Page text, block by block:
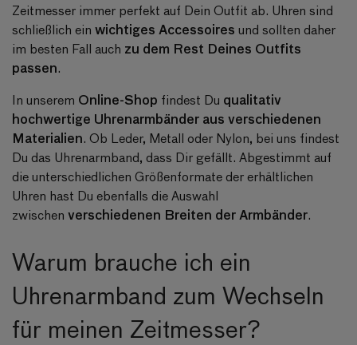
Zeitmesser immer perfekt auf Dein Outfit ab. Uhren sind
schließlich ein wichtiges Accessoires und sollten daher
im besten Fall auch zu dem Rest Deines Outfits
passen.
In unserem Online-Shop findest Du qualitativ
hochwertige Uhrenarmbänder aus verschiedenen
Materialien. Ob Leder, Metall oder Nylon, bei uns findest
Du das Uhrenarmband, dass Dir gefällt. Abgestimmt auf
die unterschiedlichen Größenformate der erhältlichen
Uhren hast Du ebenfalls die Auswahl
zwischen verschiedenen Breiten der Armbänder.
Warum brauche ich ein
Uhrenarmband zum Wechseln
für meinen Zeitmesser?